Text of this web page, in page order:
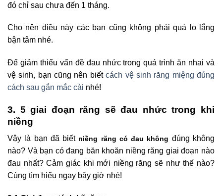
đó chỉ sau chưa đến 1 tháng.
Cho nên điều này các bạn cũng không phải quá lo lắng
bận tâm nhé.
Để giảm thiểu vấn đề đau nhức trong quá trình ăn nhai và
vệ sinh, bạn cũng nên biếtcách vệ sinh răng miệng đúng
cách sau gắn mắc cài nhé!
3. 5 giai đoạn răng sẽ đau nhức trong khi
niềng
Vậy là bạn đã biết niềng răng có đau không đúng không
nào? Và bạn có đang băn khoăn niềng răng giai đoạn nào
đau nhất? Cảm giác khi mới niềng răng sẽ như thế nào?
Cùng tìm hiểu ngay bây giờ nhé!